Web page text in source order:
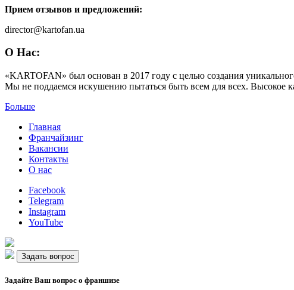
Прием отзывов и предложений:
director@kartofan.ua
О Нас:
«KARTOFAN» был основан в 2017 году с целью создания
Мы не поддаемся искушению пытаться быть всем для всех. Высокое
Больше
Главная
Франчайзинг
Вакансии
Контакты
О нас
Facebook
Telegram
Instagram
YouTube
Задать вопрос
Задайте Ваш вопрос о франшизе